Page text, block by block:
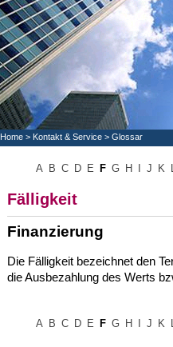
Home > Kontakt & Service > Glossar
A B C D E F G H J K
Fälligkeit
Finanzierung
Die Fälligkeit bezeichnet den
die Ausbezahlung des Werts
A B C D E F G H J K